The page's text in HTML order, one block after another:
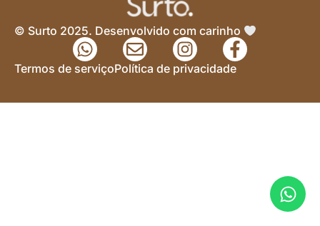
© Surto 2025. Desenvolvido com carinho
Termos de serviçoPolítica de privacidade